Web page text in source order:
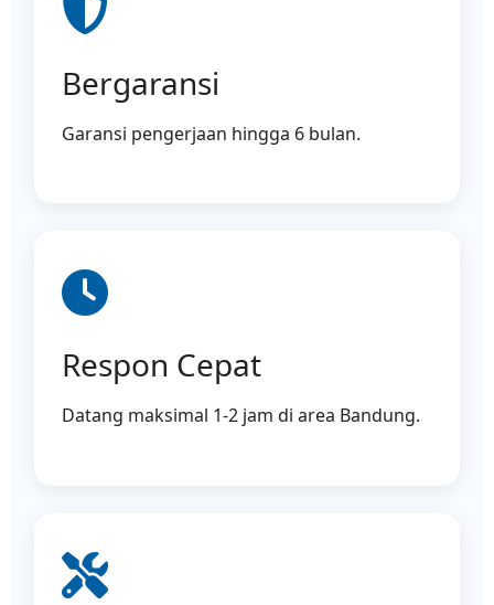
Bergaransi
Garansi pengerjaan hingga 6 bulan.
Respon Cepat
Datang maksimal 1-2 jam di area Bandung.